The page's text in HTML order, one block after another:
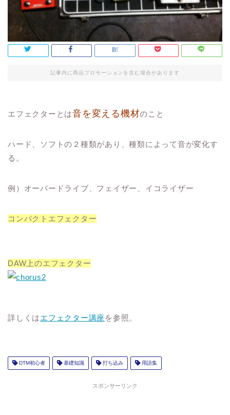
記事内に商品プロモーションを含む場合があります
エフェクターとは音を変える機材のこと
ハード、ソフトの２種類があり、種類によって音が変化す
る。
例）オーバードライブ、フェイザー、イコライザー
コンパクトエフェクター
DAW上のエフェクター
詳しくはエフェクター講座 を参照。
DTM初心者 基礎知識 打ち込み 用語集
スポンサーリンク